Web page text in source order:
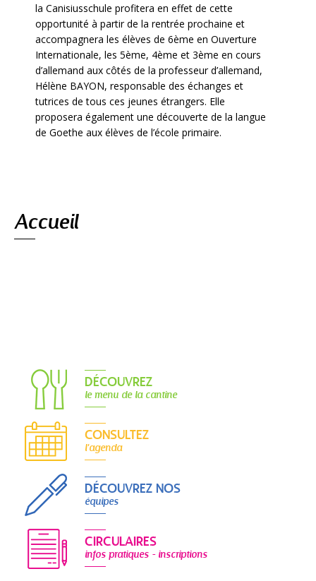
la Canisiusschule profitera en effet de cette
opportunité à partir de la rentrée prochaine et
accompagnera les élèves de 6ème en Ouverture
Internationale, les 5ème, 4ème et 3ème en cours
d’allemand aux côtés de la professeur d’allemand,
Hélène BAYON, responsable des échanges et
tutrices de tous ces jeunes étrangers. Elle
proposera également une découverte de la langue
de Goethe aux élèves de l’école primaire.
Accueil
DÉCOUVREZ
le menu de la cantine
CONSULTEZ
l'agenda
DÉCOUVREZ NOS
équipes
CIRCULAIRES
infos pratiques - inscriptions